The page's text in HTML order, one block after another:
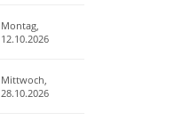
Montag,
12.10.2026
Mittwoch,
28.10.2026